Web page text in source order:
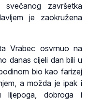
završetka
je zaokružena
Vrabec osvrnuo na
danas cijeli dan bili u
bio kao farizej
a možda je ipak i
lijepoga, dobroga i